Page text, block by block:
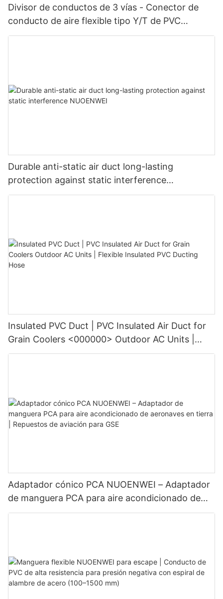
Divisor de conductos de 3 vías - Conector de
conducto de aire flexible tipo Y/T de PVC
resistente, tamaños personalizables NUOENWEI
Durable anti-static air duct long-lasting
protection against static interference
NUOENWEI
Insulated PVC Duct | PVC Insulated Air Duct for
Grain Coolers <000000> Outdoor AC Units |
Flexible Insulated PVC Ducting Hose
Adaptador cónico PCA NUOENWEI – Adaptador
de manguera PCA para aire acondicionado de
aeronaves en tierra | Repuestos de aviación para